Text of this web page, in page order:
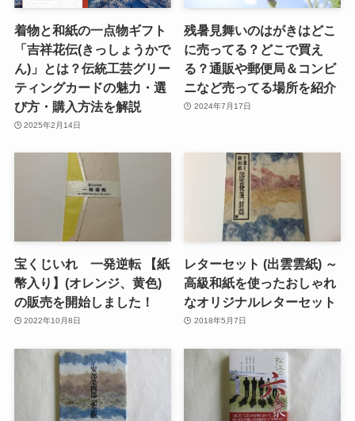
着物と和紙の一点物ギフト
「吉祥花伝(きっしょうかで
ん)」とは？伝統工芸グリー
ティングカードの魅力・選
び方・購入方法を解説
2025年2月14日
残暑見舞いのはがきはどこ
に売ってる？どこで買え
る？通販や郵便局＆コンビ
ニなど売ってる場所を紹介
2024年7月17日
宝くじいれ 一発逆転 【紙
幣入り】(オレンジ、黄色)
の販売を開始しました！
2022年10月8日
レターセット (出雲雲紙) ～
高級和紙を使ったおしゃれ
なオリジナルレターセット
2018年5月7日